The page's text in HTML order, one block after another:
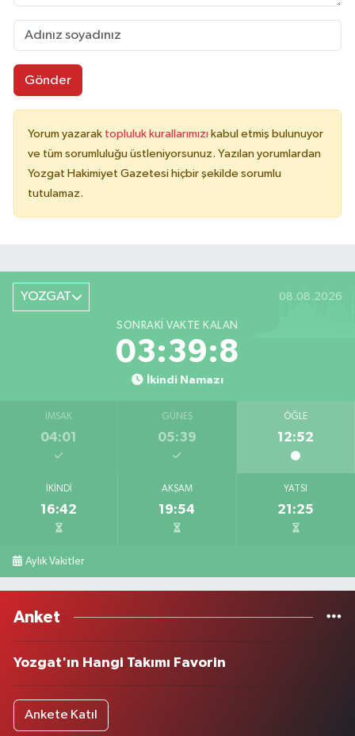
Gönder
Yorum yazarak topluluk kurallarımızı kabul etmiş bulunuyor
ve tüm sorumluluğu üstleniyorsunuz. Yazılan yorumlardan
Yozgat Hakimiyet Gazetesi hiçbir şekilde sorumlu
tutulamaz.
YOZGAT 08.08.2026
SONRAKI VAKTE KALAN
03:39:8
İkindi Namazı
İMSAK
04:01
GÜNEŞ
05:39
ÖĞLE
12:52
İKINDI
16:42
AKŞAM
19:54
YATSI
21:25
Aylık Vakitler
Anket
Yozgat'ın Hangi Takımı Favorin
Ankete Katıl